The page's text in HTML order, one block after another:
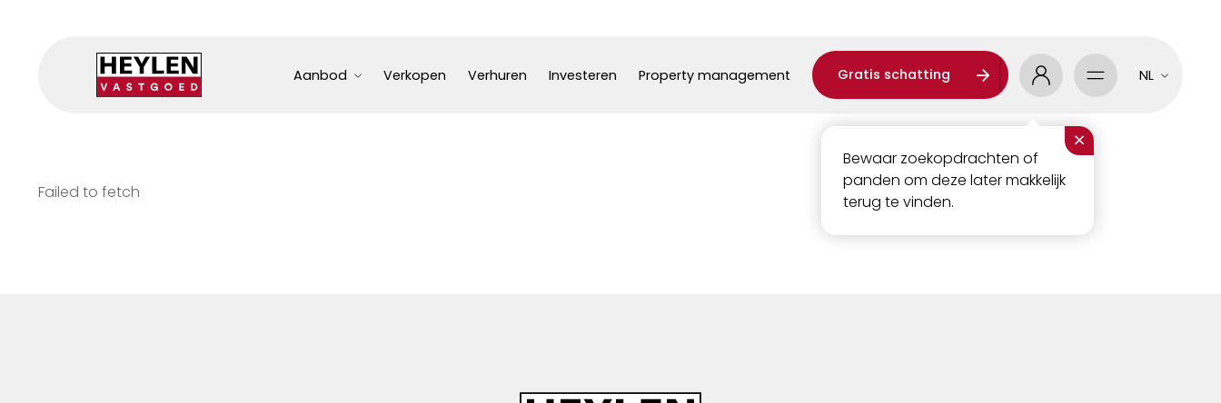
Aanbod Verkopen Verhuren Investeren Property management Gratis schatting
×
Bewaar zoekopdrachten of
panden om deze later makkelijk
terug te vinden.
NL
Failed to fetch